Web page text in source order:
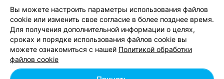
Связаться по вопросам сотрудничества
Написать руководителю relax.by
Персональные настройки cookie
Обработка персональных данных
Вы можете настроить параметры использования файлов
cookie или изменить свое согласие в более позднее время.
Для получения дополнительной информации о целях,
сроках и порядке использования файлов cookie вы
можете ознакомиться с нашей Политикой обработки
файлов cookie